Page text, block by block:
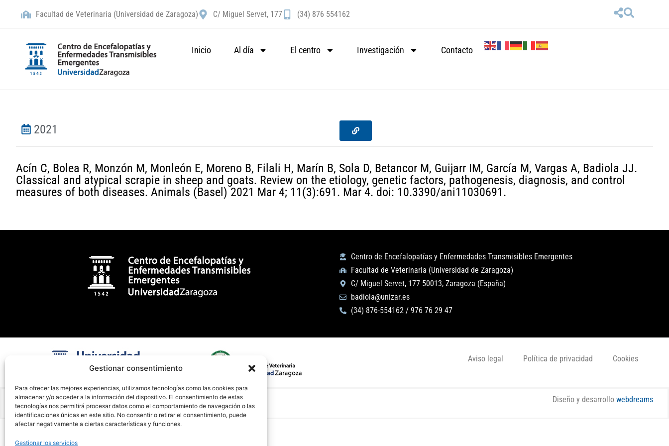
Gestionar consentimiento
Para ofrecer las mejores experiencias, utilizamos tecnologías como las cookies para
almacenar y/o acceder a la información del dispositivo. El consentimiento de estas
tecnologías nos permitirá procesar datos como el comportamiento de navegación o las
identificaciones únicas en este sitio. No consentir o retirar el consentimiento, puede
afectar negativamente a ciertas características y funciones.
Gestionar los servicios
Facultad de Veterinaria (Universidad de Zaragoza) C/ Miguel Servet, 177 (34) 876 554162
Inicio Al día El centro Investigación Contacto
2021
Acín C, Bolea R, Monzón M, Monleón E, Moreno B, Filali H, Marín B, Sola D, Betancor M, Guijarr IM, García M, Vargas A, Badiola JJ.
Classical and atypical scrapie in sheep and goats. Review on the etiology, genetic factors, pathogenesis, diagnosis, and control
measures of both diseases. Animals (Basel) 2021 Mar 4; 11(3):691. Mar 4. doi: 10.3390/ani11030691.
Centro de Encefalopatías y Enfermedades Transmisibles Emergentes
Facultad de Veterinaria (Universidad de Zaragoza)
C/ Miguel Servet, 177 50013, Zaragoza (España)
badiola@unizar.es
(34) 876-554162 / 976 76 29 47
Aviso legal Política de privacidad Cookies
Diseño y desarrollo webdreams